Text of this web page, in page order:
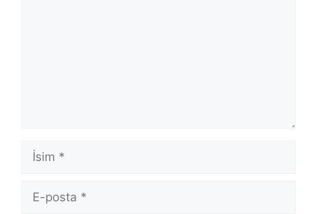
İsim
posta